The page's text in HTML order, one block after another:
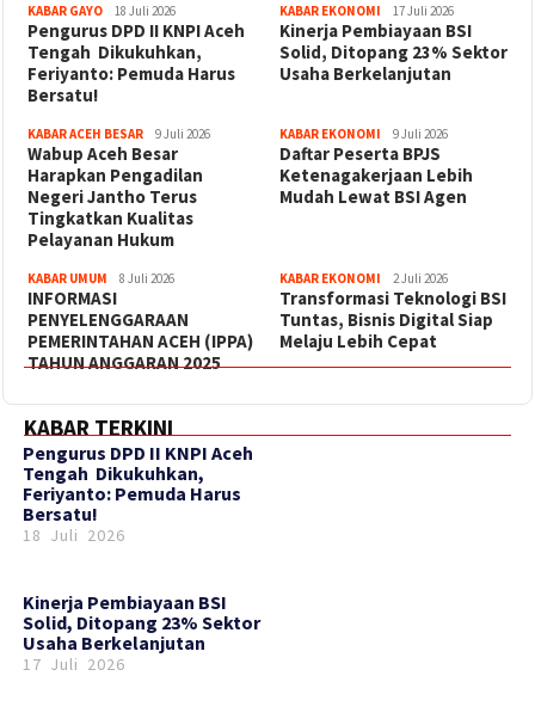
KABAR GAYO 18 Juli 2026
‎Pengurus DPD II KNPI Aceh
Tengah Dikukuhkan,
Feriyanto: Pemuda Harus
Bersatu!
KABAR EKONOMI 17 Juli 2026
Kinerja Pembiayaan BSI
Solid, Ditopang 23% Sektor
Usaha Berkelanjutan
KABAR ACEH BESAR 9 Juli 2026
Wabup Aceh Besar
Harapkan Pengadilan
Negeri Jantho Terus
Tingkatkan Kualitas
Pelayanan Hukum
KABAR EKONOMI 9 Juli 2026
Daftar Peserta BPJS
Ketenagakerjaan Lebih
Mudah Lewat BSI Agen
KABAR UMUM 8 Juli 2026
INFORMASI
PENYELENGGARAAN
PEMERINTAHAN ACEH (IPPA)
TAHUN ANGGARAN 2025
KABAR EKONOMI 2 Juli 2026
Transformasi Teknologi BSI
Tuntas, Bisnis Digital Siap
Melaju Lebih Cepat
KABAR TERKINI
‎Pengurus DPD II KNPI Aceh
Tengah Dikukuhkan,
Feriyanto: Pemuda Harus
Bersatu!
18 Juli 2026
Kinerja Pembiayaan BSI
Solid, Ditopang 23% Sektor
Usaha Berkelanjutan
17 Juli 2026